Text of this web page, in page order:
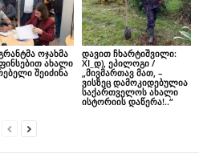
ოჯახმა
ახალი
შეიძინა
დავით ჩხარტიშვილი:
XI_დ), ეპილოგი /
„მივმართავ მათ, –
ვისზეც დამოკიდებულია
საქართველოს ახალი
ისტორიის დაწერა!..“